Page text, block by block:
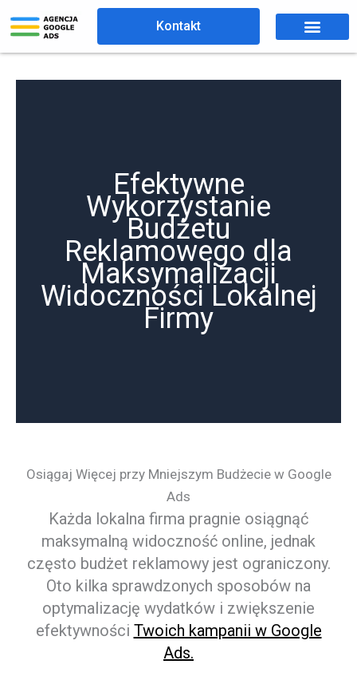
do
treści
Kontakt
Efektywne
Wykorzystanie
Budżetu
Reklamowego dla
Maksymalizacji
Widoczności Lokalnej
Firmy
Osiągaj Więcej przy Mniejszym Budżecie w Google
Ads
Każda lokalna firma pragnie osiągnąć
maksymalną widoczność online, jednak
często budżet reklamowy jest ograniczony.
Oto kilka sprawdzonych sposobów na
optymalizację wydatków i zwiększenie
efektywności Twoich kampanii w Google
Ads.